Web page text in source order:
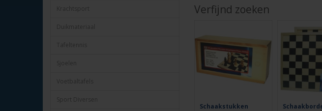
Krachtsport
Duikmateriaal
Tafeltennis
Sjoelen
Voetbaltafels
Sport Diversen
Verfijnd zoeken
Schaakstukken